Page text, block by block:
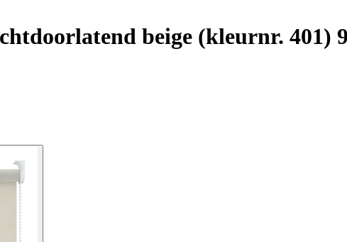
beige (kleurnr. 401)